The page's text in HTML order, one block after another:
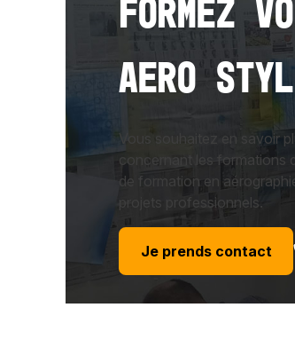
Formez
AERO
Vous souhaitez en savoir
concernant les formations
de formation en
projets professionnels.
Je prends contact